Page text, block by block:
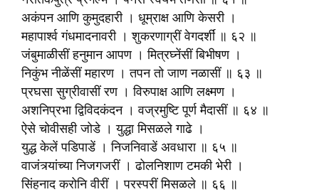
अकंपन आणि कुमुदहारी । धूम्राक्ष आणि केसरी ।
महापार्श्व गंधमादनावरी । शुकरणाग्रीं वेगदर्शीं ॥ ६२ ॥
जंबुमाळीसीं हनुमान आपण । मित्रघ्नेंसीं बिभीषण ।
निकुंभ नीळेंसीं महारण । तपन तो जाण नळासीं ॥ ६३ ॥
प्रघसा सुग्रीवासीं रण । विरुपाक्ष आणि लक्ष्मण ।
अशनिप्रभा द्विविदकंदन । वज्रमुष्टि पूर्ण मैदासीं ॥ ६४ ॥
ऐसे चोवीसही जोडे । युद्धा मिसळले गाढे ।
युद्ध केलें पडिपाडें । निजनिवाडें अवधारा ॥ ६५ ॥
वाजंत्र्यांच्या निजगजरीं । ढोलनिशाण टमकी भेरी ।
सिंहनाद करोनि वीरीं । परस्परीं मिसळले ॥ ६६ ॥